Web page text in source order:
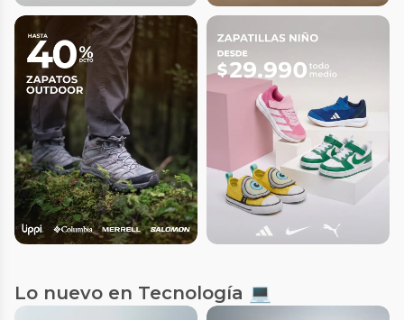
Lo nuevo en Tecnología 💻